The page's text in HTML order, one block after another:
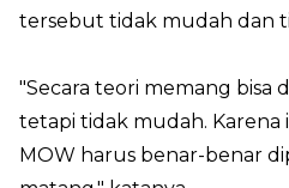
tersebut tidak mudah dan
"Secara teori memang bisa
tetapi tidak mudah.
MOW harus benar-benar